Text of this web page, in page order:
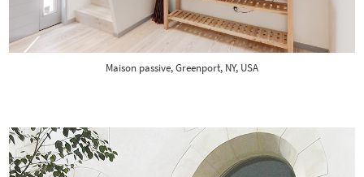
Maison passive, Greenport, NY, USA